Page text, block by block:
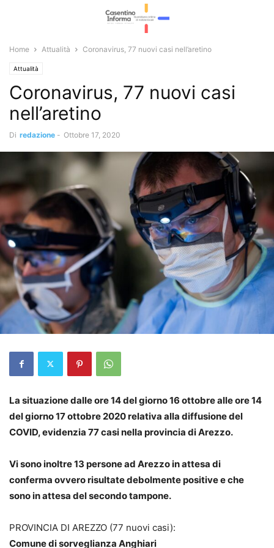
Home Attualità Coronavirus, 77 nuovi casi nell’aretino
Attualità
Coronavirus, 77 nuovi casi
nell’aretino
Di redazione - Ottobre 17, 2020
La situazione dalle ore 14 del giorno 16 ottobre alle ore 14
del giorno 17 ottobre 2020 relativa alla diffusione del
COVID, evidenzia 77 casi nella provincia di Arezzo.
Vi sono inoltre 13 persone ad Arezzo in attesa di
conferma ovvero risultate debolmente positive e che
sono in attesa del secondo tampone.
PROVINCIA DI AREZZO (77 nuovi casi):
Comune di sorveglianza Anghiari